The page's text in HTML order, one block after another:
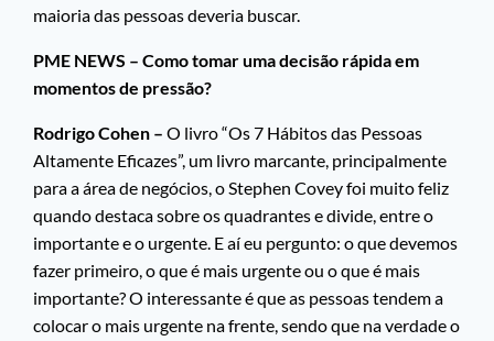
maioria das pessoas deveria buscar.
PME NEWS – Como tomar uma decisão rápida em
momentos de pressão?
Rodrigo Cohen – O livro “Os 7 Hábitos das Pessoas
Altamente Eficazes”, um livro marcante, principalmente
para a área de negócios, o Stephen Covey foi muito feliz
quando destaca sobre os quadrantes e divide, entre o
importante e o urgente. E aí eu pergunto: o que devemos
fazer primeiro, o que é mais urgente ou o que é mais
importante? O interessante é que as pessoas tendem a
colocar o mais urgente na frente, sendo que na verdade o